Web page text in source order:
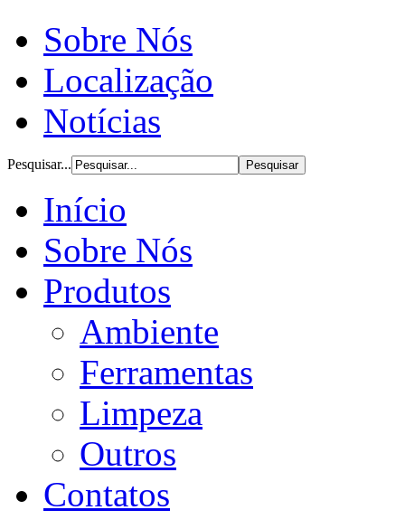
Sobre Nós
Localização
Notícias
Pesquisar...
Início
Sobre Nós
Produtos
Ambiente
Ferramentas
Limpeza
Outros
Contatos